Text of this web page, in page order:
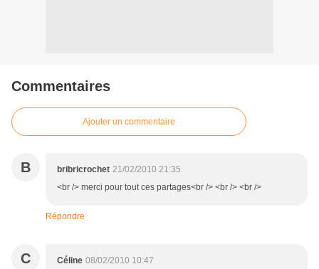
Commentaires
Ajouter un commentaire
B bribricrochet 21/02/2010 21:35
<br /> merci pour tout ces partages<br /> <br /> <br />
Répondre
C Céline 08/02/2010 10:47